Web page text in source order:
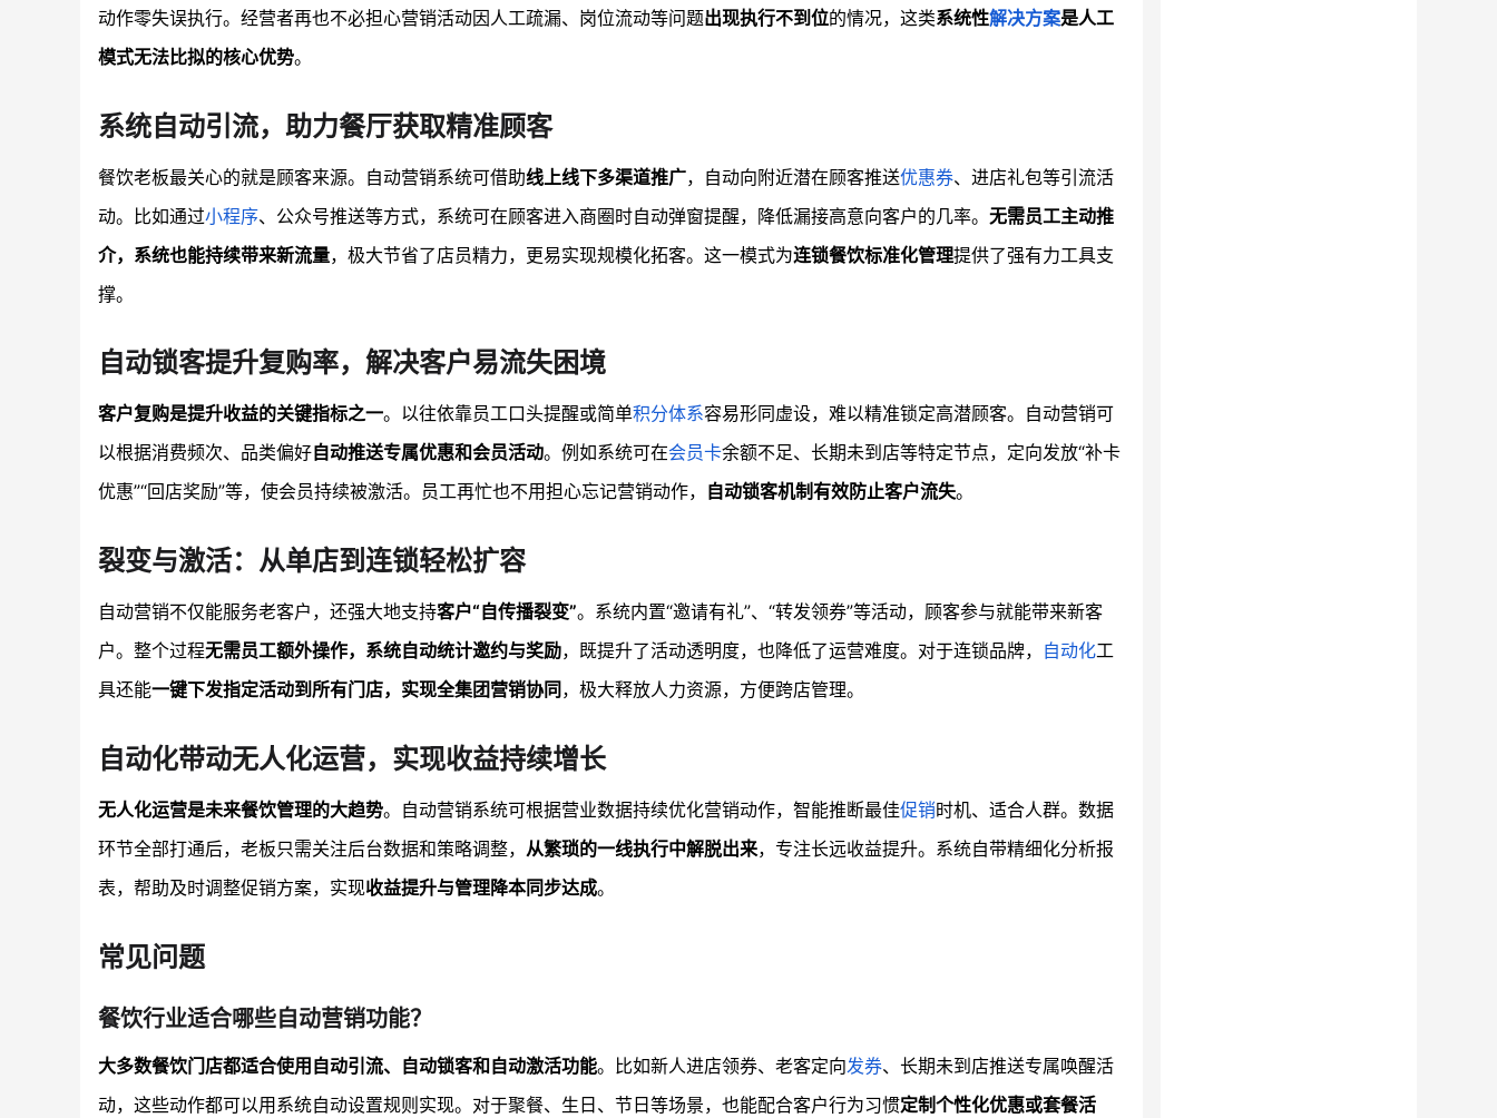
动作零失误执行。经营者再也不必担心营销活动因人工疏漏、岗位流动等问题出现执行不到位的情况，这类系统性解决方案是人工
模式无法比拟的核心优势。
系统自动引流，助力餐厅获取精准顾客
餐饮老板最关心的就是顾客来源。自动营销系统可借助线上线下多渠道推广，自动向附近潜在顾客推送优惠券、进店礼包等引流活
动。比如通过小程序、公众号推送等方式，系统可在顾客进入商圈时自动弹窗提醒，降低漏接高意向客户的几率。 无需员工主动推
介，系统也能持续带来新流量，极大节省了店员精力，更易实现规模化拓客。这一模式为连锁餐饮标准化管理提供了强有力工具支
撑。
自动锁客提升复购率，解决客户易流失困境
客户复购是提升收益的关键指标之一。以往依靠员工口头提醒或简单积分体系容易形同虚设，难以精准锁定高潜顾客。自动营销可
以根据消费频次、品类偏好自动推送专属优惠和会员活动。例如系统可在会员卡余额不足、长期未到店等特定节点，定向发放“补卡
优惠”“回店奖励”等，使会员持续被激活。员工再忙也不用担心忘记营销动作， 自动锁客机制有效防止客户流失。
裂变与激活：从单店到连锁轻松扩容
自动营销不仅能服务老客户，还强大地支持客户“自传播裂变”。系统内置“邀请有礼”、“转发领券”等活动，顾客参与就能带来新客
户。整个过程无需员工额外操作，系统自动统计邀约与奖励，既提升了活动透明度，也降低了运营难度。对于连锁品牌， 自动化工
具还能一键下发指定活动到所有门店，实现全集团营销协同 ，极大释放人力资源，方便跨店管理。
自动化带动无人化运营，实现收益持续增长
无人化运营是未来餐饮管理的大趋势。自动营销系统可根据营业数据持续优化营销动作，智能推断最佳促销时机、适合人群。数据
环节全部打通后，老板只需关注后台数据和策略调整， 从繁琐的一线执行中解脱出来，专注长远收益提升。系统自带精细化分析报
表，帮助及时调整促销方案，实现收益提升与管理降本同步达成。
常见问题
餐饮行业适合哪些自动营销功能？
大多数餐饮门店都适合使用自动引流、自动锁客和自动激活功能。比如新人进店领券、老客定向发券、长期未到店推送专属唤醒活
动，这些动作都可以用系统自动设置规则实现。对于聚餐、生日、节日等场景，也能配合客户行为习惯定制个性化优惠或套餐活